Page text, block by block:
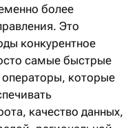
более
Это
конкурентное
самые быстрые
которые
качество данных,